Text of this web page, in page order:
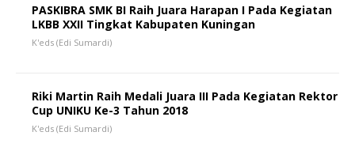
PASKIBRA SMK BI Raih Juara Harapan I Pada Kegiatan
LKBB XXII Tingkat Kabupaten Kuningan
K'eds (Edi Sumardi)
Riki Martin Raih Medali Juara III Pada Kegiatan Rektor
Cup UNIKU Ke-3 Tahun 2018
K'eds (Edi Sumardi)